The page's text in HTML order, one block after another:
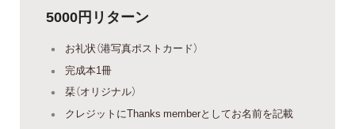
5000円リターン
お礼状（港写真ポストカード）
完成本1冊
栞（オリジナル）
クレジットにThanks memberとしてお名前を記載